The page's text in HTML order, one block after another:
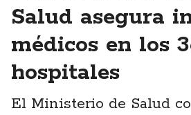
Salud asegura
médicos en los
hospitales
El Ministerio de Salud